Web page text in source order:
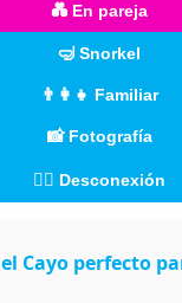
💑 En pareja
🤿 Snorkel
👨‍👩‍👧 Familiar
📸 Fotografía
🧘‍♂️ Desconexión
el Cayo perfecto